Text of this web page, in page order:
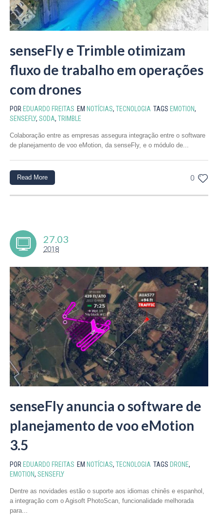
senseFly e Trimble otimizam
fluxo de trabalho em operações
com drones
POR EDUARDO FREITAS EM NOTÍCIAS, TECNOLOGIA TAGS EMOTION,
SENSEFLY, SODA, TRIMBLE
Colaboração entre as empresas assegura integração entre o software
de planejamento de voo eMotion, da senseFly, e o módulo de...
0
Read More
27.03
2018
senseFly anuncia o software de
planejamento de voo eMotion
3.5
POR EDUARDO FREITAS EM NOTÍCIAS, TECNOLOGIA TAGS DRONE,
EMOTION, SENSEFLY
Dentre as novidades estão o suporte aos idiomas chinês e espanhol,
a integração com o Agisoft PhotoScan, funcionalidade melhorada
para...